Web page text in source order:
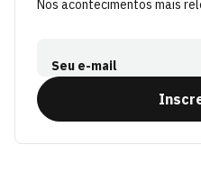
Nos acontecimentos mais
Seu e-mail